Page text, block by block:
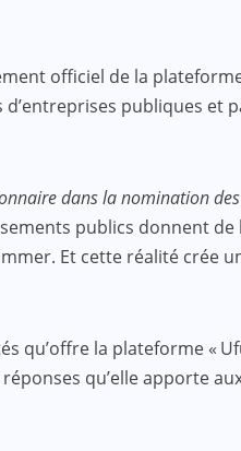
officiel de la
publiques et
dans la nomination
publics donnent
Et cette réalité crée
qu’offre la plateforme «
qu’elle apporte